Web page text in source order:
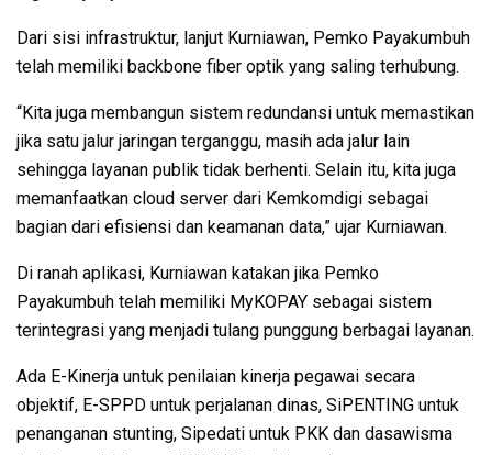
Dari sisi infrastruktur, lanjut Kurniawan, Pemko Payakumbuh
telah memiliki backbone fiber optik yang saling terhubung.
“Kita juga membangun sistem redundansi untuk memastikan
jika satu jalur jaringan terganggu, masih ada jalur lain
sehingga layanan publik tidak berhenti. Selain itu, kita juga
memanfaatkan cloud server dari Kemkomdigi sebagai
bagian dari efisiensi dan keamanan data,” ujar Kurniawan.
Di ranah aplikasi, Kurniawan katakan jika Pemko
Payakumbuh telah memiliki MyKOPAY sebagai sistem
terintegrasi yang menjadi tulang punggung berbagai layanan.
Ada E-Kinerja untuk penilaian kinerja pegawai secara
objektif, E-SPPD untuk perjalanan dinas, SiPENTING untuk
penanganan stunting, Sipedati untuk PKK dan dasawisma